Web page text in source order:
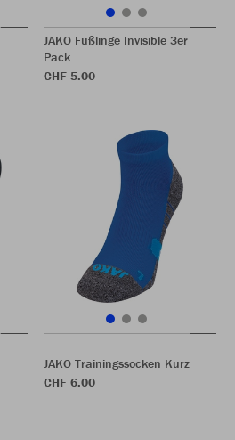
JAKO Füßlinge Invisible 3er
Pack
CHF 5.00
JAKO Trainingssocken Kurz
CHF 6.00